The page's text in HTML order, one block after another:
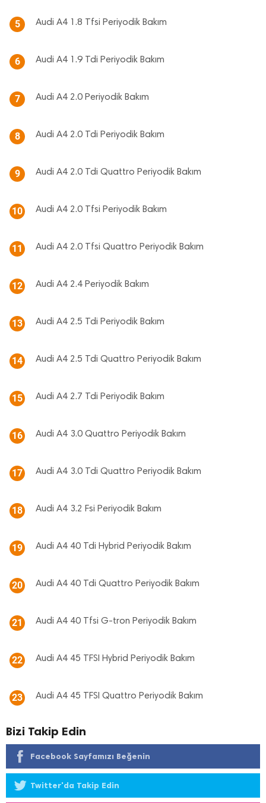
5 Audi A4 1.8 Tfsi Periyodik Bakım
6 Audi A4 1.9 Tdi Periyodik Bakım
7 Audi A4 2.0 Periyodik Bakım
8 Audi A4 2.0 Tdi Periyodik Bakım
9 Audi A4 2.0 Tdi Quattro Periyodik Bakım
10 Audi A4 2.0 Tfsi Periyodik Bakım
11 Audi A4 2.0 Tfsi Quattro Periyodik Bakım
12 Audi A4 2.4 Periyodik Bakım
13 Audi A4 2.5 Tdi Periyodik Bakım
14 Audi A4 2.5 Tdi Quattro Periyodik Bakım
15 Audi A4 2.7 Tdi Periyodik Bakım
16 Audi A4 3.0 Quattro Periyodik Bakım
17 Audi A4 3.0 Tdi Quattro Periyodik Bakım
18 Audi A4 3.2 Fsi Periyodik Bakım
19 Audi A4 40 Tdi Hybrid Periyodik Bakım
20 Audi A4 40 Tdi Quattro Periyodik Bakım
21 Audi A4 40 Tfsi G-tron Periyodik Bakım
22 Audi A4 45 TFSI Hybrid Periyodik Bakım
23 Audi A4 45 TFSI Quattro Periyodik Bakım
Bizi Takip Edin
Facebook Sayfamızı Beğenin
Twitter'da Takip Edin